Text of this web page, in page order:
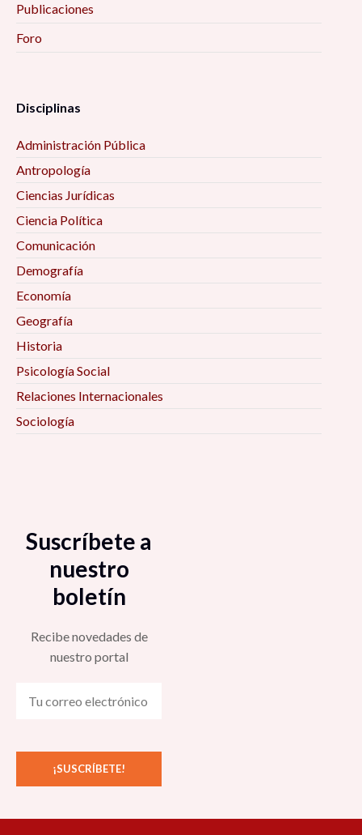
Publicaciones
Foro
Disciplinas
Administración Pública
Antropología
Ciencias Jurídicas
Ciencia Política
Comunicación
Demografía
Economía
Geografía
Historia
Psicología Social
Relaciones Internacionales
Sociología
Suscríbete a
nuestro
boletín
Recibe novedades de
nuestro portal